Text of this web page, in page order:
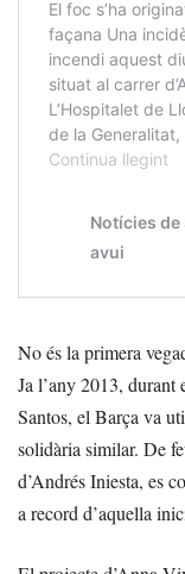
No és la primera
Ja l’any 2013, durant
Santos, el Barça va
solidària similar. De
d’Andrés Iniesta, es
a record d’aquella